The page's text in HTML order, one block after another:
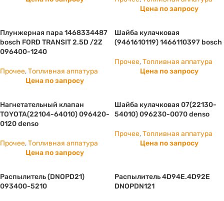
Цена по запросу
Плунжерная пара 1468334487
bosch FORD TRANSIT 2.5D /2Z
096400-1240
Прочее,Топливная аппатура
Цена по запросу
Шайба кулачковая
(9461610119) 1466110397 bosch
Прочее,Топливная аппатура
Цена по запросу
Нагнетательный клапан
TOYOTA(22104-64010) 096420-
0120 denso
Прочее,Топливная аппатура
Цена по запросу
Шайба кулачковая 07(22130-
54010) 096230-0070 denso
Прочее,Топливная аппатура
Цена по запросу
Распылитель (DNOPD21)
093400-5210
Распылитель 4D94E.4D92E
DNOPDN121